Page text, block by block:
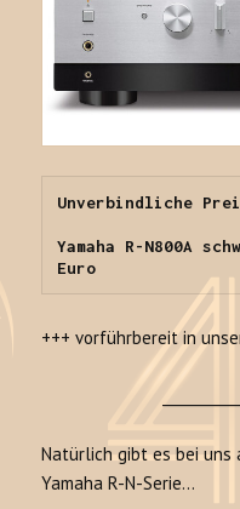
Unverbindliche
Yamaha R-N800A
Euro
+++ vorführbereit in
Natürlich gibt es bei uns
Yamaha R-N-Serie…